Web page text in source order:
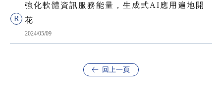
強化軟體資訊服務能量，生成式AI應用遍地開
花
2024/05/09
回上一頁